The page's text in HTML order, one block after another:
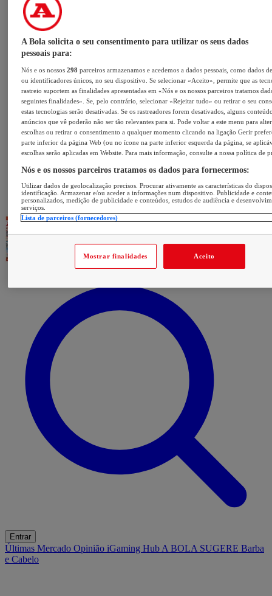
Entrar
Últimas Mercado Opinião iGaming Hub A BOLA SUGERE Barba
e Cabelo
A Bola solicita o seu consentimento para utilizar os seus dados
pessoais para:
Nós e os nossos298 parceiros armazenamos e acedemos a dados pessoais, como dados
ou identificadores únicos, no seu dispositivo. Se selecionar «Aceito», permite que as
rastreio suportem as finalidades apresentadas em «Nós e os nossos parceiros tratamos
seguintes finalidades». Se, pelo contrário, selecionar «Rejeitar tudo» ou retirar o seu
estas tecnologias serão desativadas. Se os rastreadores forem desativados, alguns
anúncios que vê poderão não ser tão relevantes para si. Pode voltar a este menu para
escolhas ou retirar o consentimento a qualquer momento clicando na ligação Gerir
parte inferior da página Web (ou no ícone na parte inferior esquerda da página, se
escolhas serão aplicadas em Website. Para mais informação, consulte a nossa política de
Nós e os nossos parceiros tratamos os dados para fornecermos:
Utilizar dados de geolocalização precisos. Procurar ativamente as características do
identificação. Armazenar e/ou aceder a informações num dispositivo. Publicidade e
personalizados, medição de publicidade e conteúdos, estudos de audiência e
serviços.
Lista de parceiros (fornecedores)
Mostrar finalidades Aceito